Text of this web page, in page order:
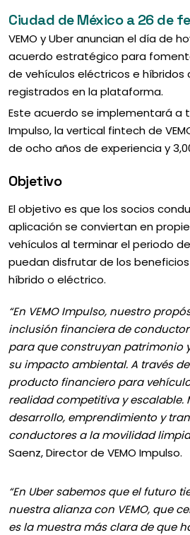
Ciudad de México a 26 de
VEMO y Uber anuncian el día de
acuerdo estratégico para
de vehículos eléctricos e híbridos
registrados en la plataforma.
Este acuerdo se implementará a
Impulso, la vertical fintech de
de ocho años de experiencia y
Objetivo
El objetivo es que los socios
aplicación se conviertan en
vehículos al terminar el periodo
puedan disfrutar de los
híbrido o eléctrico.
“En VEMO Impulso, nuestro
inclusión financiera de
para que construyan patrimonio
su impacto ambiental. A través
producto financiero para
realidad competitiva y escalable.
desarrollo, emprendimiento y
conductores a la movilidad
Saenz, Director de VEMO Impulso.
“En Uber sabemos que el futuro
nuestra alianza con VEMO, que
es la muestra más clara de que